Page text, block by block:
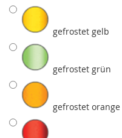
gefrostet gelb
gefrostet grün
gefrostet orange